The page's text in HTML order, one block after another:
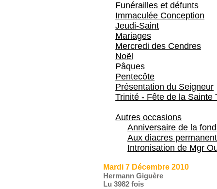
Funérailles et défunts
Immaculée Conception
Jeudi-Saint
Mariages
Mercredi des Cendres
Noël
Pâques
Pentecôte
Présentation du Seigneur
Trinité - Fête de la Sainte
Autres occasions
Anniversaire de la
Aux diacres
Intronisation de Mgr
Mardi 7 Décembre 2010
Hermann Giguère
Lu 3982 fois